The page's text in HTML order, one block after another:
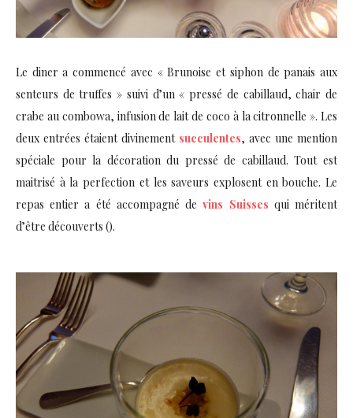
Le diner a commencé avec « Brunoise et siphon de panais aux
senteurs de truffes » suivi d’un « pressé de cabillaud, chair de
crabe au combowa, infusion de lait de coco à la citronnelle ». Les
deux entrées étaient divinement succulentes, avec une mention
spéciale pour la décoration du pressé de cabillaud. Tout est
maitrisé à la perfection et les saveurs explosent en bouche. Le
repas entier a été accompagné devins Suisses qui méritent
d’être découverts ().